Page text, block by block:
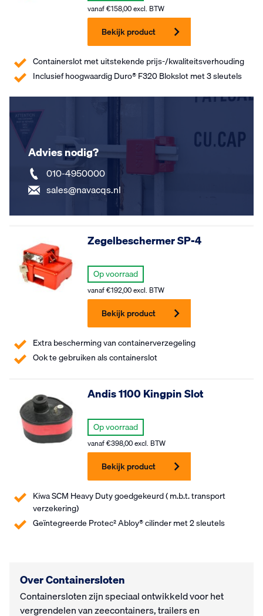
Containerslot met uitstekende prijs-/kwaliteitsverhouding
Inclusief hoogwaardig Duro® F320 Blokslot met 3 sleutels
vanaf€158,00excl. BTW
Bekijk product
Advies nodig?
010-4950000
sales@navacqs.nl
Extra bescherming van containerverzegeling
Ook te gebruiken als containerslot
Zegelbeschermer SP-4
Op voorraad
vanaf€192,00excl. BTW
Bekijk product
Kiwa SCM Heavy Duty goedgekeurd ( m.b.t. transport
verzekering)
Geïntegreerde Protec² Abloy® cilinder met 2 sleutels
Andis 1100 Kingpin Slot
Op voorraad
vanaf€398,00excl. BTW
Bekijk product
Over Containersloten
Containersloten zijn speciaal ontwikkeld voor het
vergrendelen van zeecontainers, trailers en